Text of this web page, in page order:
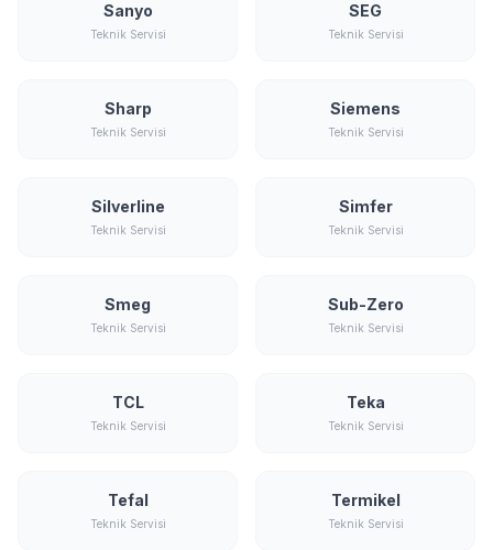
Sanyo
Teknik Servisi
SEG
Teknik Servisi
Sharp
Teknik Servisi
Siemens
Teknik Servisi
Silverline
Teknik Servisi
Simfer
Teknik Servisi
Smeg
Teknik Servisi
Sub-Zero
Teknik Servisi
TCL
Teknik Servisi
Teka
Teknik Servisi
Tefal
Teknik Servisi
Termikel
Teknik Servisi